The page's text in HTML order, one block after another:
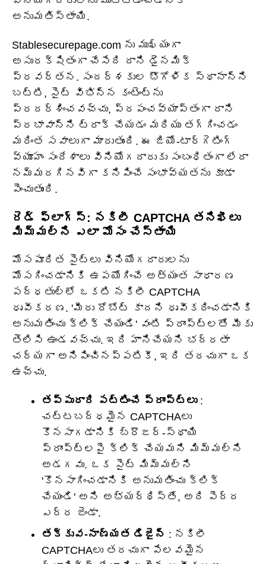
అనుమతిస్తాయి.
Stablesecurepage.com ను ముఖ్యంగా
అసురక్షితంగా చేసేది దాని డైనమిక్
ప్రవర్తన. సందర్శకుల భౌగోళిక స్థానాన్ని
బట్టి, సైట్ విభిన్న కంటెంట్‌ను
ప్రదర్శించవచ్చు, ప్రపంచవ్యాప్తంగా దాని
ప్రభావాన్ని ట్రాక్ చేయడం మరియు తగ్గించడం
మరింత సవాలుగా మారుతుంది. ఈ జియో-టార్గెటింగ్
వ్యూహం సందేశాలు వినియోగదారుకు సంబంధితంగా లేదా
నమ్మదగినవిగా కనిపించే సంభావ్యతను కూడా
పెంచుతుంది.
రెడ్ ఫ్లాగ్స్: నకిలీ CAPTCHA తనిఖీలు
మిమ్మల్ని ఎలా మోసం చేస్తాయి
మోసపూరిత సైట్‌లు వినియోగదారులను
మోసగించడానికి ఉపయోగించే అత్యంత సాధారణ
పద్ధతుల్లో ఒకటి నకిలీ CAPTCHA
ధృవీకరణ. 'మీరు రోబోట్ కాదని ధృవీకరించడానికి
అనుమతించు క్లిక్ చేయండి' వంటి ప్రాంప్ట్‌లతో మీకు
తెలిసి ఉండవచ్చు. ఇది హానిచేయని భద్రతా
చర్యగా అనిపించినప్పటికీ, ఇది తరచుగా ఒక
ఉచ్చు.
తప్పుదారి పట్టించే ప్రాంప్ట్‌లు:
చట్టబద్ధమైన CAPTCHAలు
కొనసాగడానికి బ్రౌజర్-స్థాయి
ప్రాంప్ట్‌లపై క్లిక్ చేయమని మిమ్మల్ని
అడగవు. ఒక సైట్ మిమ్మల్ని
'కొనసాగించడానికి అనుమతించు క్లిక్
చేయండి' అని అభ్యర్థిస్తే, అది పెద్ద
ఎర్ర జెండా.
తక్కువ-నాణ్యత డిజైన్ : నకిలీ
CAPTCHAలు తరచుగా పేలవమైన